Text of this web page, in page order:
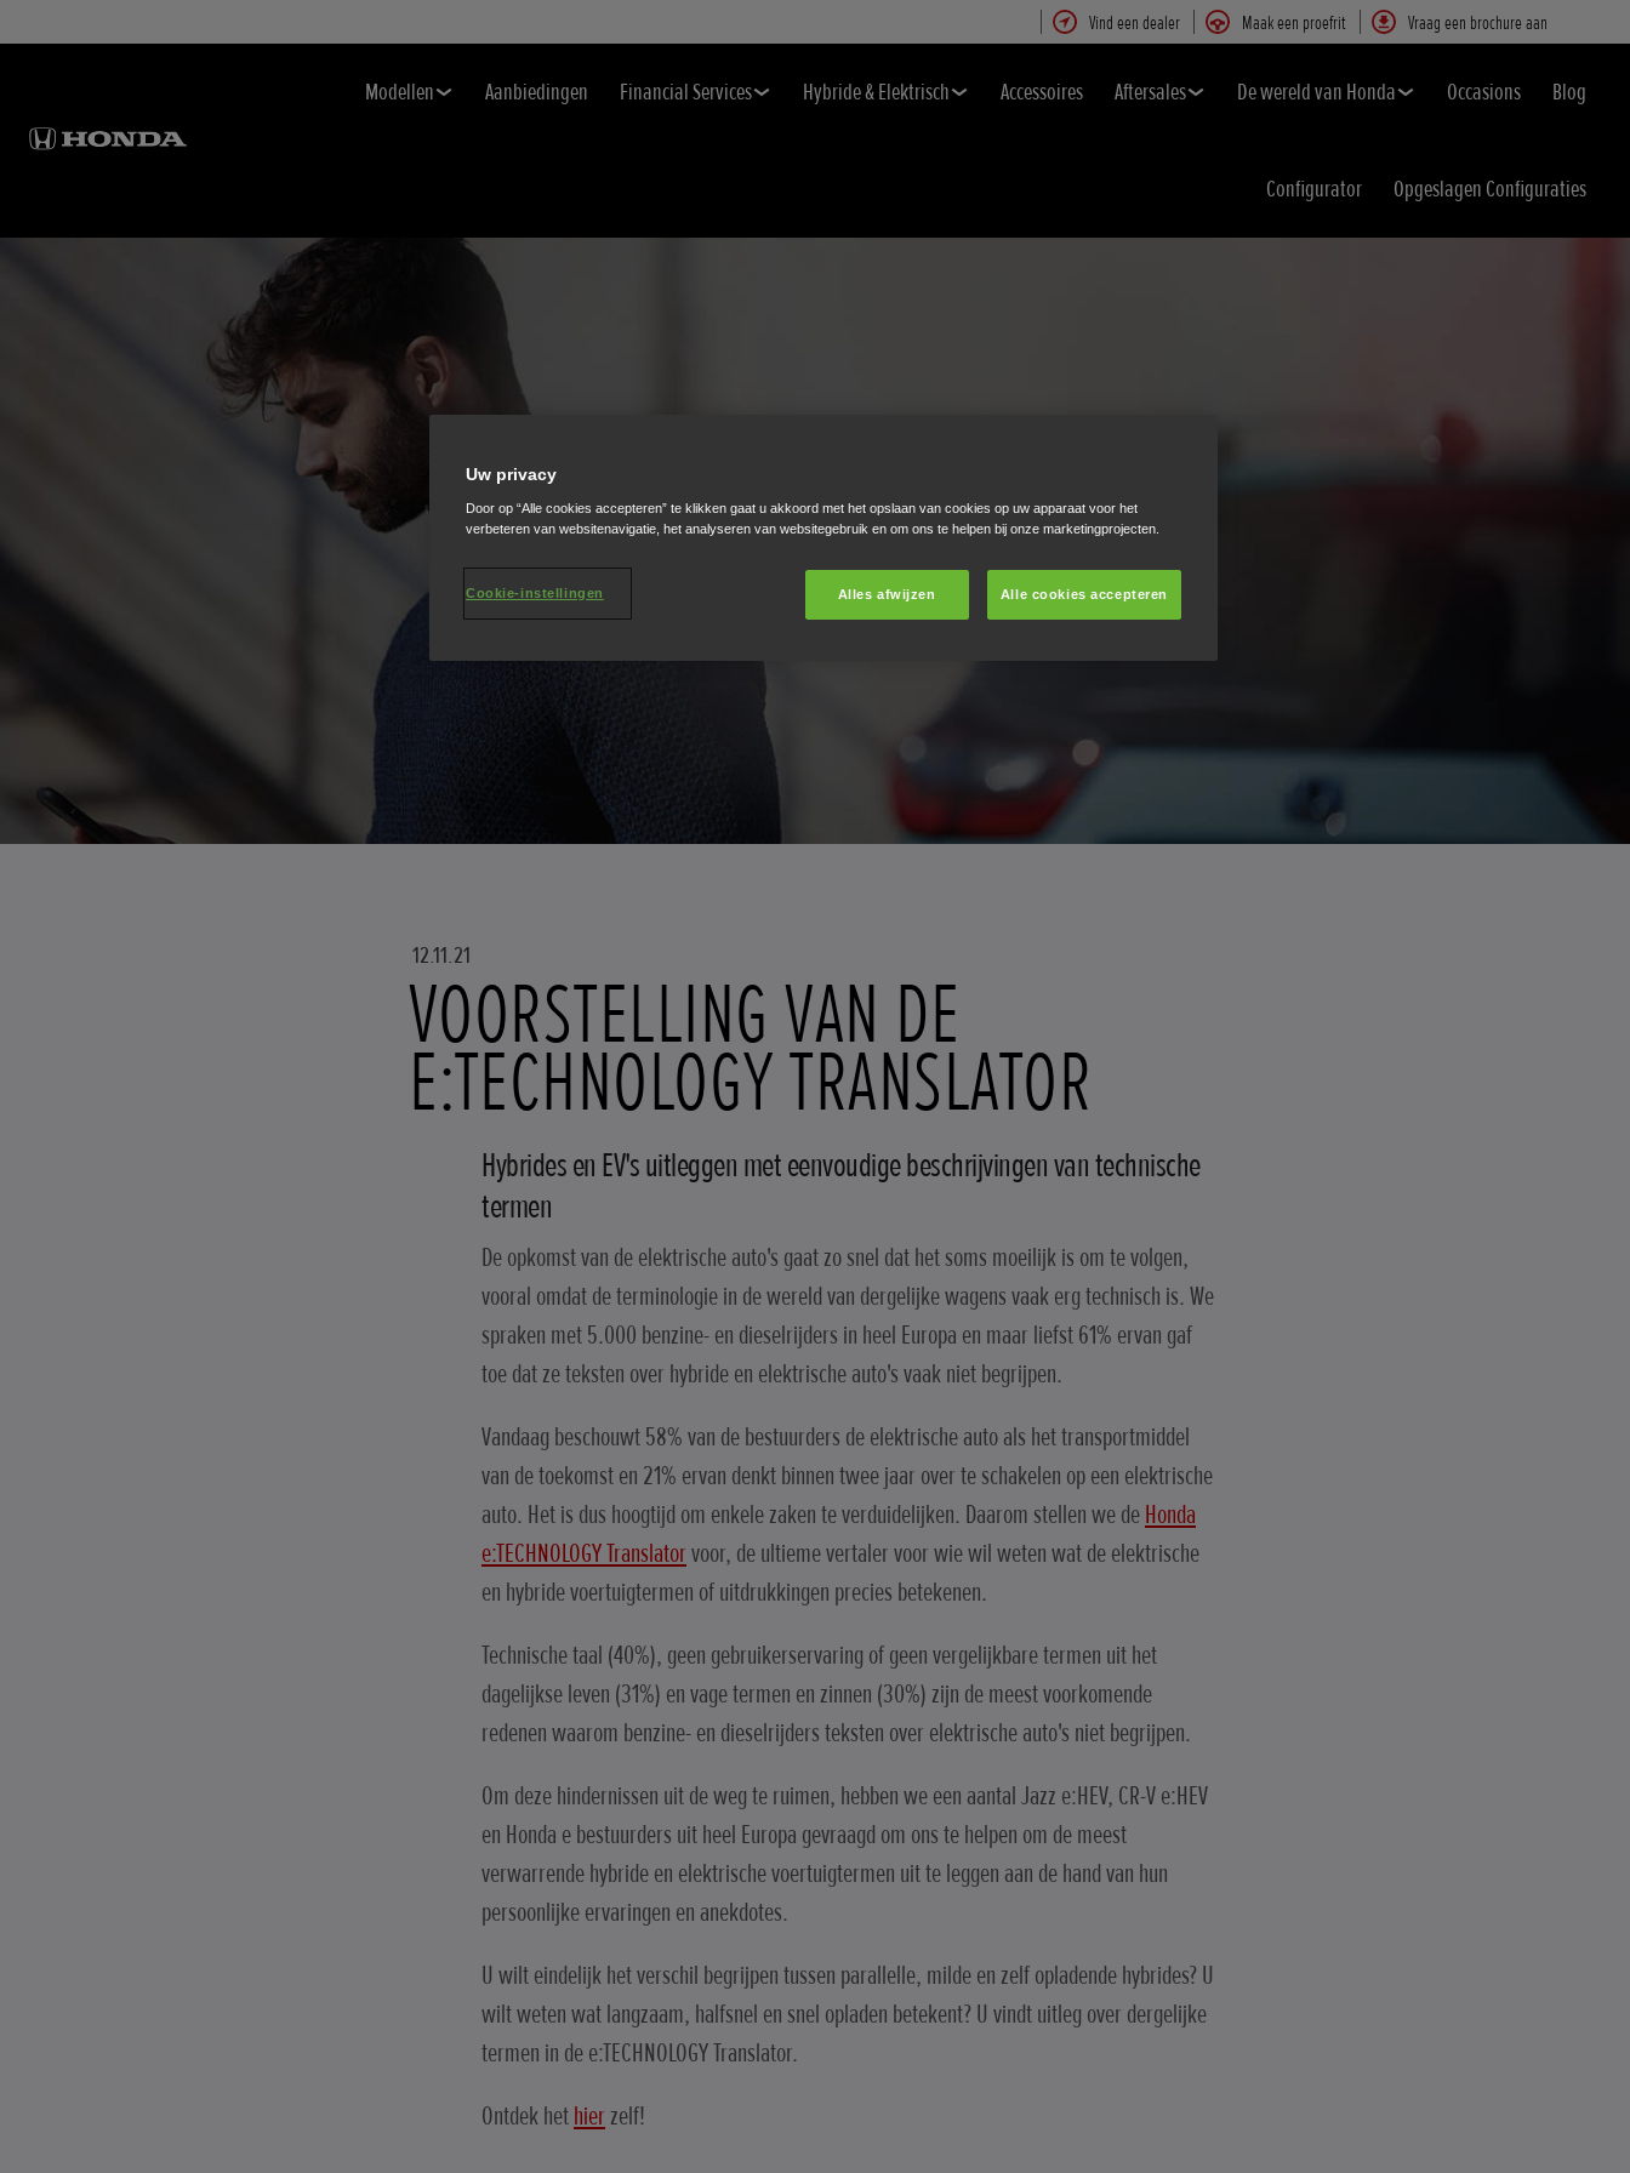
Vind een dealer Maak een proefrit Vraag een brochure aan
Modellen Aanbiedingen Financial Services Hybride & Elektrisch Accessoires Aftersales De wereld van Honda Occasions Blog
Configurator Opgeslagen Configuraties
12.11.21
VOORSTELLING VAN DE
E:TECHNOLOGY TRANSLATOR
Hybrides en EV's uitleggen met eenvoudige beschrijvingen van technische
termen
De opkomst van de elektrische auto's gaat zo snel dat het soms moeilijk is om te volgen,
vooral omdat de terminologie in de wereld van dergelijke wagens vaak erg technisch is. We
spraken met 5.000 benzine- en dieselrijders in heel Europa en maar liefst 61% ervan gaf
toe dat ze teksten over hybride en elektrische auto's vaak niet begrijpen.
Vandaag beschouwt 58% van de bestuurders de elektrische auto als het transportmiddel
van de toekomst en 21% ervan denkt binnen twee jaar over te schakelen op een elektrische
auto. Het is dus hoogtijd om enkele zaken te verduidelijken. Daarom stellen we deHonda
e:TECHNOLOGY Translatorvoor, de ultieme vertaler voor wie wil weten wat de elektrische
en hybride voertuigtermen of uitdrukkingen precies betekenen.
Technische taal (40%), geen gebruikerservaring of geen vergelijkbare termen uit het
dagelijkse leven (31%) en vage termen en zinnen (30%) zijn de meest voorkomende
redenen waarom benzine- en dieselrijders teksten over elektrische auto's niet begrijpen.
Om deze hindernissen uit de weg te ruimen, hebben we een aantal Jazz e:HEV, CR-V e:HEV
en Honda e bestuurders uit heel Europa gevraagd om ons te helpen om de meest
verwarrende hybride en elektrische voertuigtermen uit te leggen aan de hand van hun
persoonlijke ervaringen en anekdotes.
U wilt eindelijk het verschil begrijpen tussen parallelle, milde en zelf opladende hybrides? U
wilt weten wat langzaam, halfsnel en snel opladen betekent? U vindt uitleg over dergelijke
termen in de e:TECHNOLOGY Translator.
Ontdek hethier zelf!
Uw privacy
Door op “Alle cookies accepteren” te klikken gaat u akkoord met het opslaan van cookies op uw apparaat voor het
verbeteren van websitenavigatie, het analyseren van websitegebruik en om ons te helpen bij onze marketingprojecten.
Alles afwijzen Alle cookies accepteren
Cookie-instellingen